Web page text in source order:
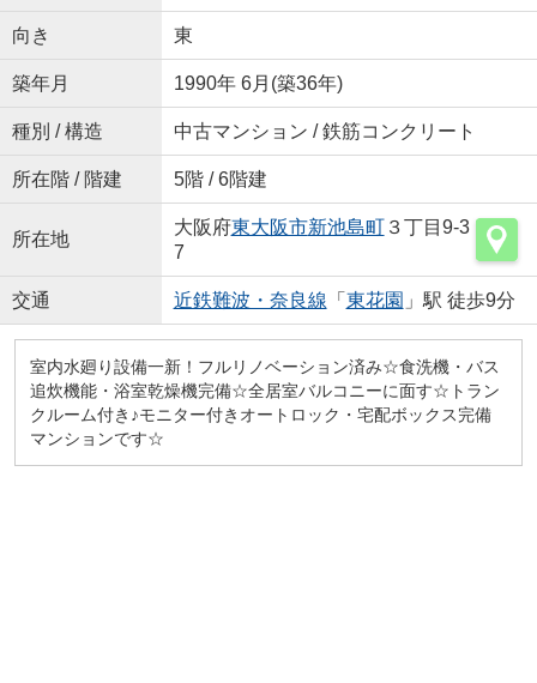
向き 東
築年月 1990年 6月(築36年)
種別 / 構造 中古マンション / 鉄筋コンクリート
所在階 / 階建 5階 / 6階建
所在地
大阪府東大阪市新池島町３丁目9-3
7
交通 近鉄難波・奈良線 「 東花園 」駅 徒歩9分
室内水廻り設備一新！フルリノベーション済み☆食洗機・バス
追炊機能・浴室乾燥機完備☆全居室バルコニーに面す☆トラン
クルーム付き♪モニター付きオートロック・宅配ボックス完備
マンションです☆